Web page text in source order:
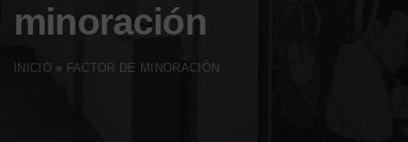
minoración
INICIO » FACTOR DE MINORACIÓN